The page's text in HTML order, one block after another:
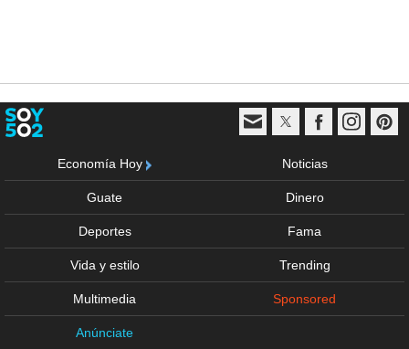
Economía Hoy Noticias
Guate Dinero
Deportes Fama
Vida y estilo Trending
Multimedia Sponsored
Anúnciate